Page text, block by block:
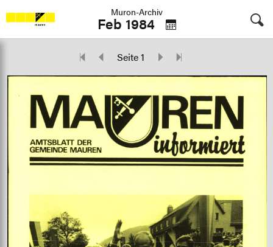
Muron-Archiv
Feb 1984
Seite 1